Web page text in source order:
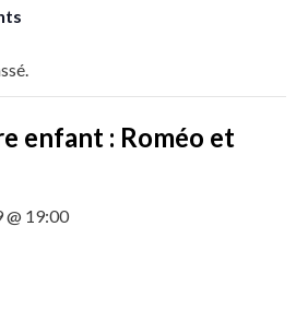
enfant : Roméo et
@ 19:00